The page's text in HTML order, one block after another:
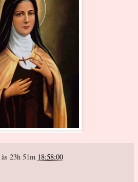
às 23h 51m 18:58:00